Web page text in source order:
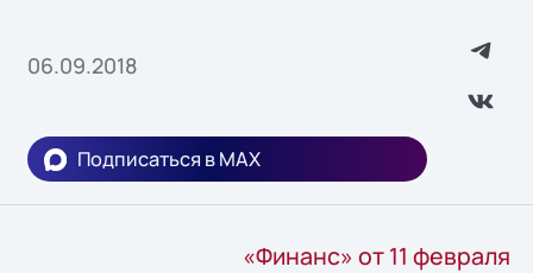
06.09.2018
Подписаться в MAX
«Финанс» от 11 февраля